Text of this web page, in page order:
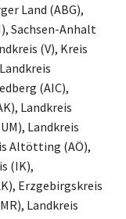
Land (ABG),
Sachsen-Anhalt
(V), Kreis
(AIC),
Landkreis
Landkreis
Altötting (AÖ),
(IK),
Erzgebirgskreis
Landkreis